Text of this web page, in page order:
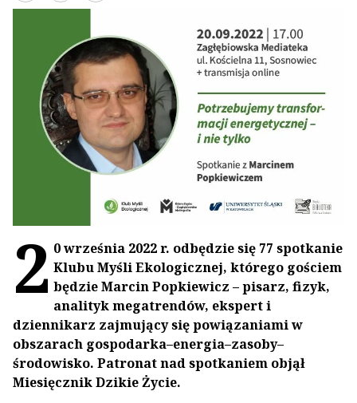
2 0 września 2022 r. odbędzie się 77 spotkanie
Klubu Myśli Ekologicznej, którego gościem
będzie Marcin Popkiewicz – pisarz, fizyk,
analityk megatrendów, ekspert i
dziennikarz zajmujący się powiązaniami w
obszarach gospodarka–energia–zasoby–
środowisko. Patronat nad spotkaniem objął
Miesięcznik Dzikie Życie.